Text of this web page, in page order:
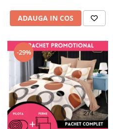
ADAUGA IN COS
-29%